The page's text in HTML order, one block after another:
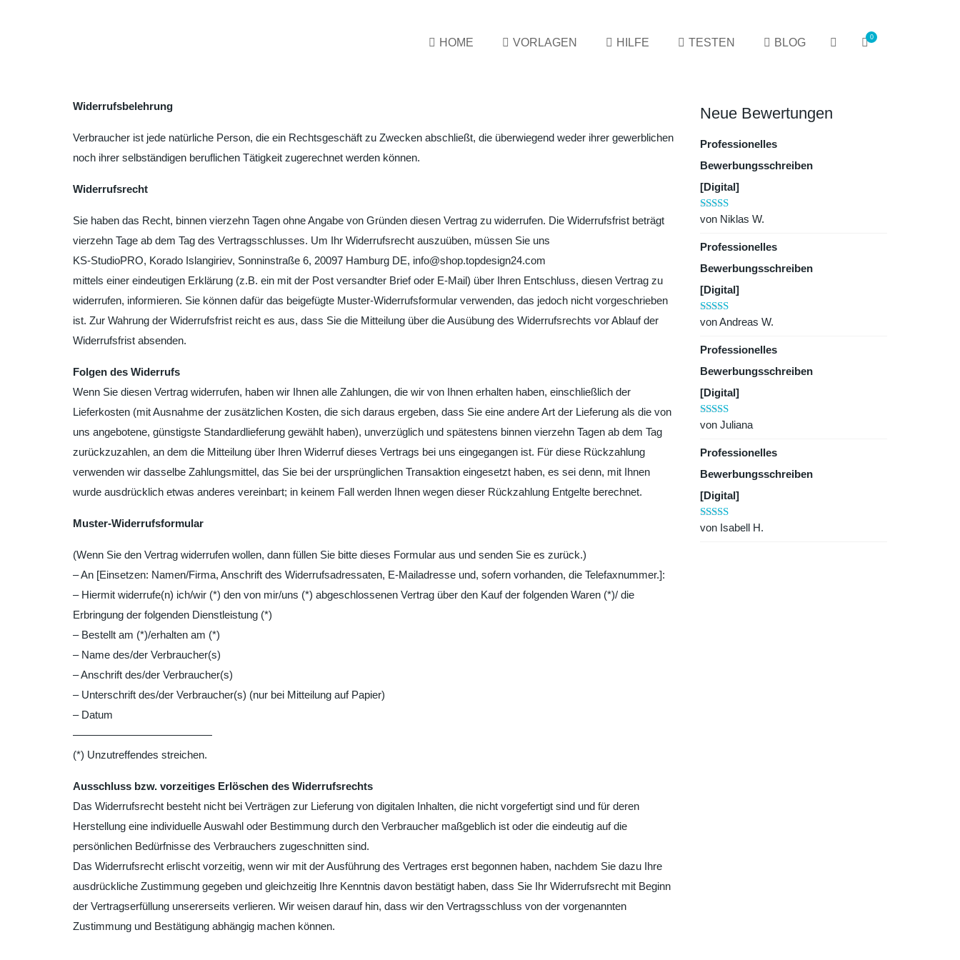
HOME VORLAGEN HILFE TESTEN BLOG 0
Widerrufsbelehrung
Verbraucher ist jede natürliche Person, die ein Rechtsgeschäft zu Zwecken abschließt, die überwiegend weder ihrer gewerblichen
noch ihrer selbständigen beruflichen Tätigkeit zugerechnet werden können.
Widerrufsrecht
Sie haben das Recht, binnen vierzehn Tagen ohne Angabe von Gründen diesen Vertrag zu widerrufen. Die Widerrufsfrist beträgt
vierzehn Tage ab dem Tag des Vertragsschlusses. Um Ihr Widerrufsrecht auszuüben, müssen Sie uns
KS-StudioPRO, Korado Islangiriev, Sonninstraße 6, 20097 Hamburg DE, info@shop.topdesign24.com
mittels einer eindeutigen Erklärung (z.B. ein mit der Post versandter Brief oder E-Mail) über Ihren Entschluss, diesen Vertrag zu
widerrufen, informieren. Sie können dafür das beigefügte Muster-Widerrufsformular verwenden, das jedoch nicht vorgeschrieben
ist. Zur Wahrung der Widerrufsfrist reicht es aus, dass Sie die Mitteilung über die Ausübung des Widerrufsrechts vor Ablauf der
Widerrufsfrist absenden.
Folgen des Widerrufs
Wenn Sie diesen Vertrag widerrufen, haben wir Ihnen alle Zahlungen, die wir von Ihnen erhalten haben, einschließlich der
Lieferkosten (mit Ausnahme der zusätzlichen Kosten, die sich daraus ergeben, dass Sie eine andere Art der Lieferung als die von
uns angebotene, günstigste Standardlieferung gewählt haben), unverzüglich und spätestens binnen vierzehn Tagen ab dem Tag
zurückzuzahlen, an dem die Mitteilung über Ihren Widerruf dieses Vertrags bei uns eingegangen ist. Für diese Rückzahlung
verwenden wir dasselbe Zahlungsmittel, das Sie bei der ursprünglichen Transaktion eingesetzt haben, es sei denn, mit Ihnen
wurde ausdrücklich etwas anderes vereinbart; in keinem Fall werden Ihnen wegen dieser Rückzahlung Entgelte berechnet.
Muster-Widerrufsformular
(Wenn Sie den Vertrag widerrufen wollen, dann füllen Sie bitte dieses Formular aus und senden Sie es zurück.)
– An [Einsetzen: Namen/Firma, Anschrift des Widerrufsadressaten, E-Mailadresse und, sofern vorhanden, die Telefaxnummer.]:
– Hiermit widerrufe(n) ich/wir (*) den von mir/uns (*) abgeschlossenen Vertrag über den Kauf der folgenden Waren (*)/ die
Erbringung der folgenden Dienstleistung (*)
– Bestellt am (*)/erhalten am (*)
– Name des/der Verbraucher(s)
– Anschrift des/der Verbraucher(s)
– Unterschrift des/der Verbraucher(s) (nur bei Mitteilung auf Papier)
– Datum
—————————————
(*) Unzutreffendes streichen.
Ausschluss bzw. vorzeitiges Erlöschen des Widerrufsrechts
Das Widerrufsrecht besteht nicht bei Verträgen zur Lieferung von digitalen Inhalten, die nicht vorgefertigt sind und für deren
Herstellung eine individuelle Auswahl oder Bestimmung durch den Verbraucher maßgeblich ist oder die eindeutig auf die
persönlichen Bedürfnisse des Verbrauchers zugeschnitten sind.
Das Widerrufsrecht erlischt vorzeitig, wenn wir mit der Ausführung des Vertrages erst begonnen haben, nachdem Sie dazu Ihre
ausdrückliche Zustimmung gegeben und gleichzeitig Ihre Kenntnis davon bestätigt haben, dass Sie Ihr Widerrufsrecht mit Beginn
der Vertragserfüllung unsererseits verlieren. Wir weisen darauf hin, dass wir den Vertragsschluss von der vorgenannten
Zustimmung und Bestätigung abhängig machen können.
Neue Bewertungen
Professionelles
Bewerbungsschreiben
[Digital]
Bewertet mit
von Niklas W.
Professionelles
Bewerbungsschreiben
[Digital]
Bewertet mit
von Andreas W.
Professionelles
Bewerbungsschreiben
[Digital]
Bewertet mit
von Juliana
Professionelles
Bewerbungsschreiben
[Digital]
Bewertet mit
von Isabell H.